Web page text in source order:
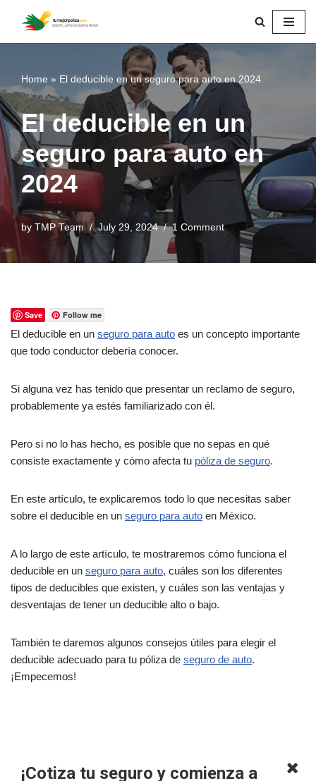
Home » El deducible en un seguro para auto en 2024
El deducible en un
seguro para auto en
2024
by TMP Team July 29, 2024 1 Comment
Save Follow me
El deducible en un seguro para auto es un concepto importante
que todo conductor debería conocer.
Si alguna vez has tenido que presentar un reclamo de seguro,
probablemente ya estés familiarizado con él.
Pero si no lo has hecho, es posible que no sepas en qué
consiste exactamente y cómo afecta tu póliza de seguro.
En este artículo, te explicaremos todo lo que necesitas saber
sobre el deducible en un seguro para auto en México.
A lo largo de este artículo, te mostraremos cómo funciona el
deducible en un seguro para auto, cuáles son los diferentes
tipos de deducibles que existen, y cuáles son las ventajas y
desventajas de tener un deducible alto o bajo.
También te daremos algunos consejos útiles para elegir el
deducible adecuado para tu póliza de seguro de auto.
¡Empecemos!
¡Cotiza tu seguro y comienza a